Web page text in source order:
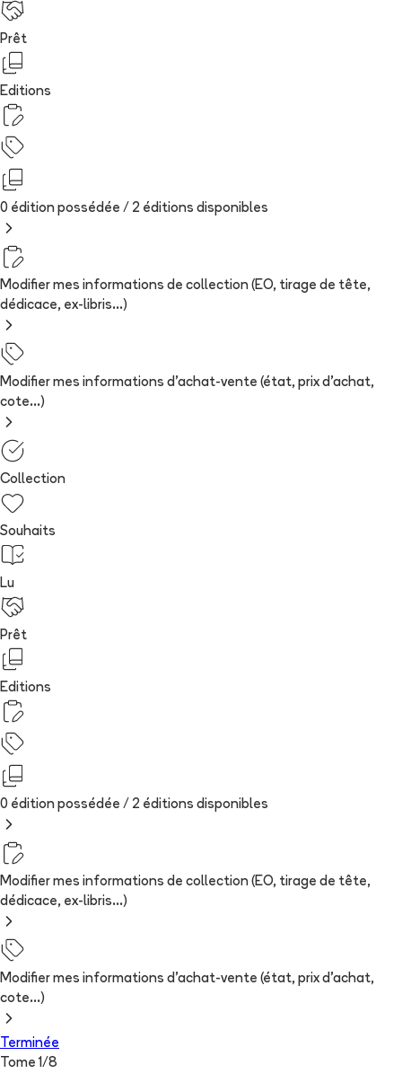
Prêt
Editions
0 édition possédée / 2 éditions disponibles
Modifier mes informations de collection (EO, tirage de tête,
dédicace, ex-libris...)
Modifier mes informations d'achat-vente (état, prix d'achat,
cote...)
Collection
Souhaits
Lu
Prêt
Editions
0 édition possédée / 2 éditions disponibles
Modifier mes informations de collection (EO, tirage de tête,
dédicace, ex-libris...)
Modifier mes informations d'achat-vente (état, prix d'achat,
cote...)
Terminée
Tome 1/8